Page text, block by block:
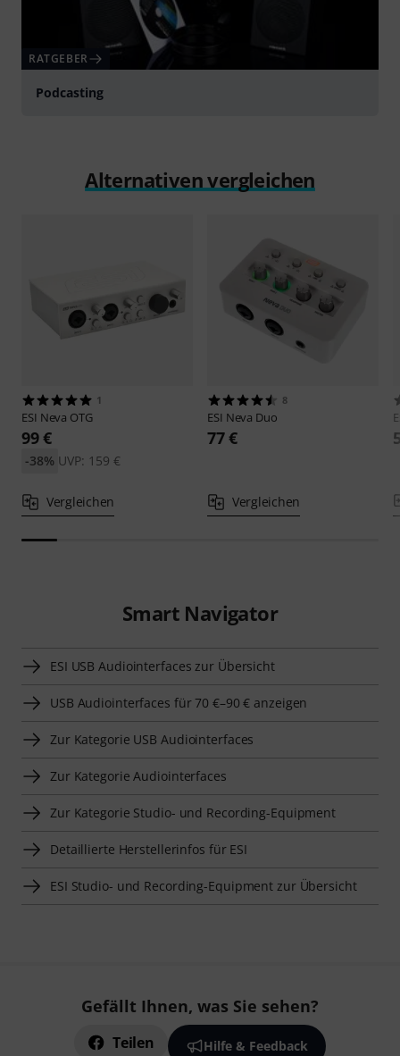
RATGEBER
Podcasting
Alternativen vergleichen
1
ESI Neva OTG
99 €
UVP: 159 €
-38%
Vergleichen
8
ESI Neva Duo
77 €
Vergleichen
Smart Navigator
ESI USB Audiointerfaces zur Übersicht
USB Audiointerfaces für 70 €–90 € anzeigen
Zur Kategorie USB Audiointerfaces
Zur Kategorie Audiointerfaces
Zur Kategorie Studio- und Recording-Equipment
Detaillierte Herstellerinfos für ESI
ESI Studio- und Recording-Equipment zur Übersicht
Gefällt Ihnen, was Sie sehen?
Teilen Hilfe & Feedback